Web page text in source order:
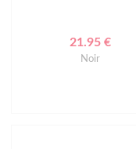
21.95 €
Noir